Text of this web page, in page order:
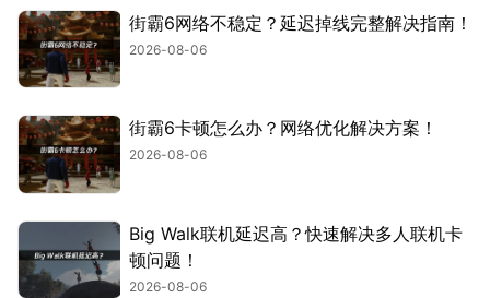
街霸6网络不稳定？延迟掉线完整解决指南！
2026-08-06
街霸6卡顿怎么办？网络优化解决方案！
2026-08-06
Big Walk联机延迟高？快速解决多人联机卡
顿问题！
2026-08-06